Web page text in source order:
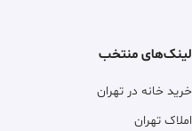
لینک‌های منتخب
خرید خانه در تهران
املاک تهران